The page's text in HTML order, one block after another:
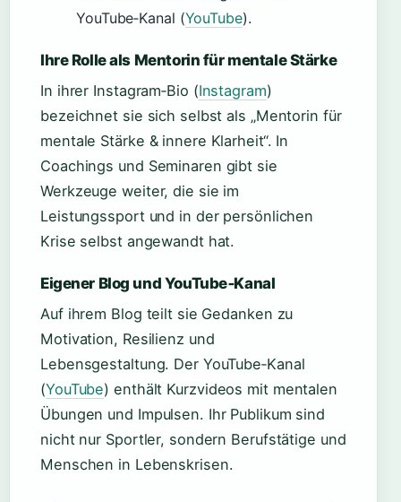
YouTube‑Kanal (YouTube).
Ihre Rolle als Mentorin für mentale Stärke
In ihrer Instagram‑Bio (Instagram)
bezeichnet sie sich selbst als „Mentorin für
mentale Stärke & innere Klarheit“. In
Coachings und Seminaren gibt sie
Werkzeuge weiter, die sie im
Leistungssport und in der persönlichen
Krise selbst angewandt hat.
Eigener Blog und YouTube‑Kanal
Auf ihrem Blog teilt sie Gedanken zu
Motivation, Resilienz und
Lebensgestaltung. Der YouTube‑Kanal
(YouTube) enthält Kurzvideos mit mentalen
Übungen und Impulsen. Ihr Publikum sind
nicht nur Sportler, sondern Berufstätige und
Menschen in Lebenskrisen.